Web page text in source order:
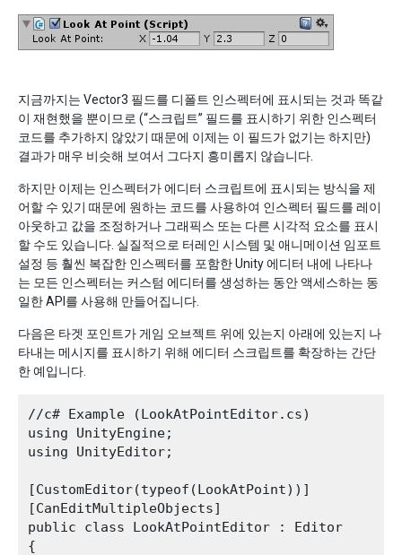
지금까지는 Vector3 필드를 디폴트 인스펙터에 표시되는 것과 똑같
이 재현했을 뿐이므로 (“스크립트” 필드를 표시하기 위한 인스펙터
코드를 추가하지 않았기 때문에 이제는 이 필드가 없기는 하지만)
결과가 매우 비슷해 보여서 그다지 흥미롭지 않습니다.
하지만 이제는 인스펙터가 에디터 스크립트에 표시되는 방식을 제
어할 수 있기 때문에 원하는 코드를 사용하여 인스펙터 필드를 레이
아웃하고 값을 조정하거나 그래픽스 또는 다른 시각적 요소를 표시
할 수도 있습니다. 실질적으로 터레인 시스템 및 애니메이션 임포트
설정 등 훨씬 복잡한 인스펙터를 포함한 Unity 에디터 내에 나타나
는 모든 인스펙터는 커스텀 에디터를 생성하는 동안 액세스하는 동
일한 API를 사용해 만들어집니다.
다음은 타겟 포인트가 게임 오브젝트 위에 있는지 아래에 있는지 나
타내는 메시지를 표시하기 위해 에디터 스크립트를 확장하는 간단
한 예입니다.
//c# Example (LookAtPointEditor.cs)
using UnityEngine;
using UnityEditor;
[CustomEditor(typeof(LookAtPoint))]
[CanEditMultipleObjects]
public class LookAtPointEditor : Editor
{